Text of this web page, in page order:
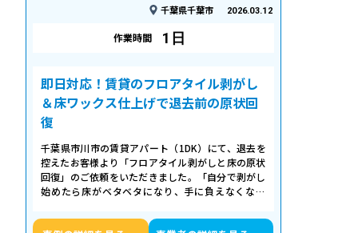
千葉県千葉市 2026.03.12
作業時間 1日
即日対応！賃貸のフロアタイル剥がし
＆床ワックス仕上げで退去前の原状回
復
千葉県市川市の賃貸アパート（1DK）にて、退去を
控えたお客様より「フロアタイル剥がしと床の原状
回復」のご依頼をいただきました。「自分で剥がし
始めたら床がベタベタになり、手に負えなくなっ